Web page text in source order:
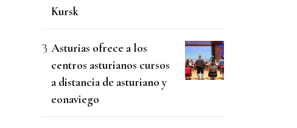
Kursk
Asturias ofrece a los
centros asturianos cursos
a distancia de asturiano y
eonaviego